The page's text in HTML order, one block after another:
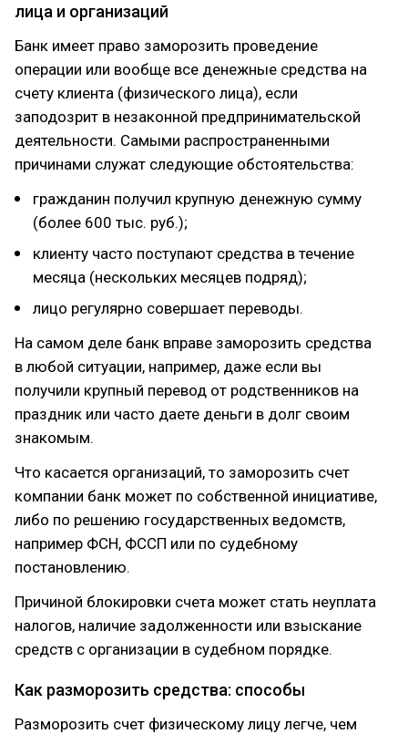
лица и организаций
Банк имеет право заморозить проведение
операции или вообще все денежные средства на
счету клиента (физического лица), если
заподозрит в незаконной предпринимательской
деятельности. Самыми распространенными
причинами служат следующие обстоятельства:
гражданин получил крупную денежную сумму
(более 600 тыс. руб.);
клиенту часто поступают средства в течение
месяца (нескольких месяцев подряд);
лицо регулярно совершает переводы.
На самом деле банк вправе заморозить средства
в любой ситуации, например, даже если вы
получили крупный перевод от родственников на
праздник или часто даете деньги в долг своим
знакомым.
Что касается организаций, то заморозить счет
компании банк может по собственной инициативе,
либо по решению государственных ведомств,
например ФСН, ФССП или по судебному
постановлению.
Причиной блокировки счета может стать неуплата
налогов, наличие задолженности или взыскание
средств с организации в судебном порядке.
Как разморозить средства: способы
Разморозить счет физическому лицу легче, чем